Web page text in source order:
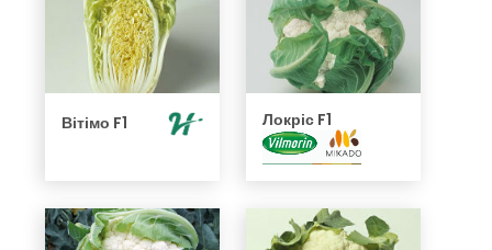
Вітімо F1 Локріс F1